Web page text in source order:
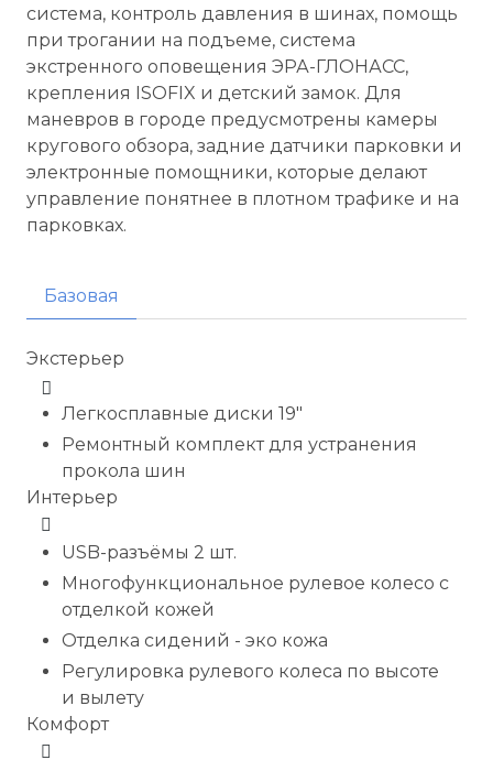
система, контроль давления в шинах, помощь
при трогании на подъеме, система
экстренного оповещения ЭРА-ГЛОНАСС,
крепления ISOFIX и детский замок. Для
маневров в городе предусмотрены камеры
кругового обзора, задние датчики парковки и
электронные помощники, которые делают
управление понятнее в плотном трафике и на
парковках.
Базовая
Экстерьер
Легкосплавные диски 19"
Ремонтный комплект для устранения
прокола шин
Интерьер
USB-разъёмы 2 шт.
Многофункциональное рулевое колесо с
отделкой кожей
Отделка сидений - эко кожа
Регулировка рулевого колеса по высоте
и вылету
Комфорт